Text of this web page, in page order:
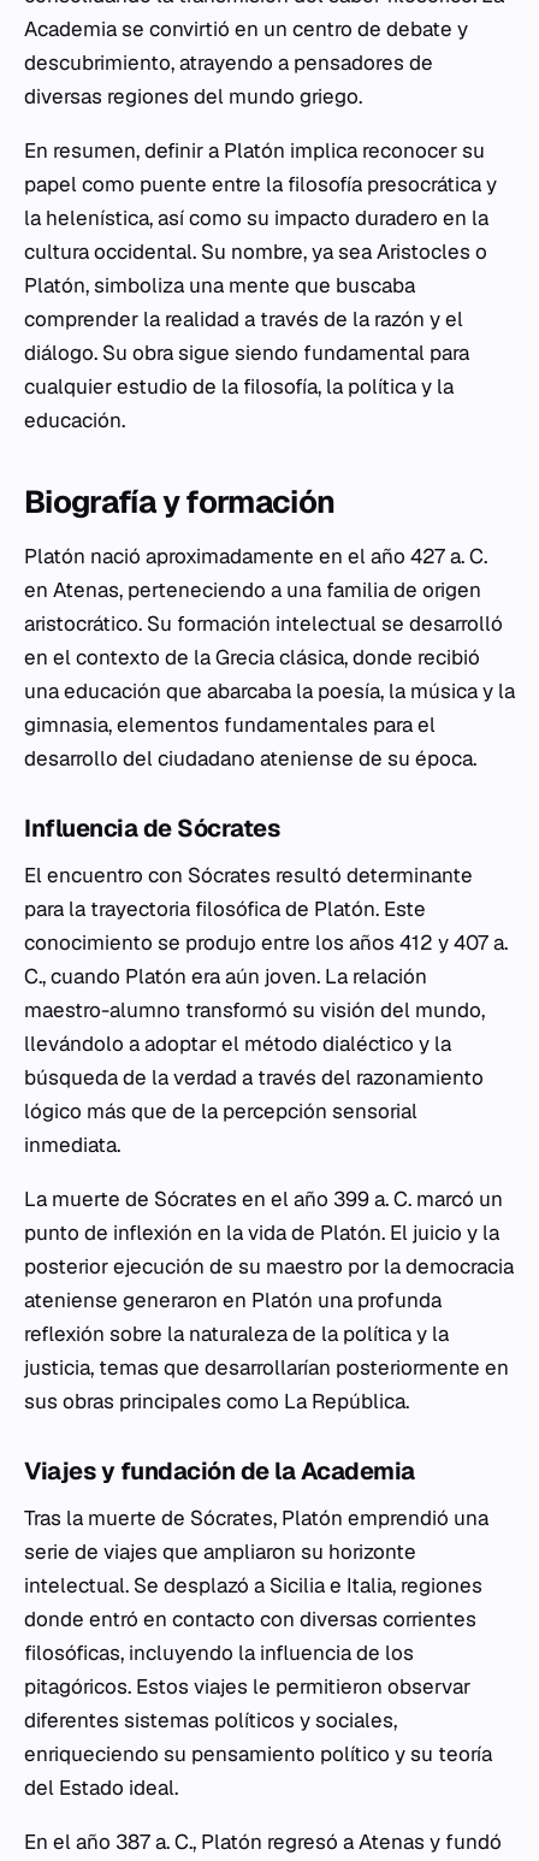
Academia se convirtió en un centro de debate y
descubrimiento, atrayendo a pensadores de
diversas regiones del mundo griego.
En resumen, definir a Platón implica reconocer su
papel como puente entre la filosofía presocrática y
la helenística, así como su impacto duradero en la
cultura occidental. Su nombre, ya sea Aristocles o
Platón, simboliza una mente que buscaba
comprender la realidad a través de la razón y el
diálogo. Su obra sigue siendo fundamental para
cualquier estudio de la filosofía, la política y la
educación.
Biografía y formación
Platón nació aproximadamente en el año 427 a. C.
en Atenas, perteneciendo a una familia de origen
aristocrático. Su formación intelectual se desarrolló
en el contexto de la Grecia clásica, donde recibió
una educación que abarcaba la poesía, la música y la
gimnasia, elementos fundamentales para el
desarrollo del ciudadano ateniense de su época.
Influencia de Sócrates
El encuentro con Sócrates resultó determinante
para la trayectoria filosófica de Platón. Este
conocimiento se produjo entre los años 412 y 407 a.
C., cuando Platón era aún joven. La relación
maestro-alumno transformó su visión del mundo,
llevándolo a adoptar el método dialéctico y la
búsqueda de la verdad a través del razonamiento
lógico más que de la percepción sensorial
inmediata.
La muerte de Sócrates en el año 399 a. C. marcó un
punto de inflexión en la vida de Platón. El juicio y la
posterior ejecución de su maestro por la democracia
ateniense generaron en Platón una profunda
reflexión sobre la naturaleza de la política y la
justicia, temas que desarrollarían posteriormente en
sus obras principales como La República.
Viajes y fundación de la Academia
Tras la muerte de Sócrates, Platón emprendió una
serie de viajes que ampliaron su horizonte
intelectual. Se desplazó a Sicilia e Italia, regiones
donde entró en contacto con diversas corrientes
filosóficas, incluyendo la influencia de los
pitagóricos. Estos viajes le permitieron observar
diferentes sistemas políticos y sociales,
enriqueciendo su pensamiento político y su teoría
del Estado ideal.
En el año 387 a. C., Platón regresó a Atenas y fundó